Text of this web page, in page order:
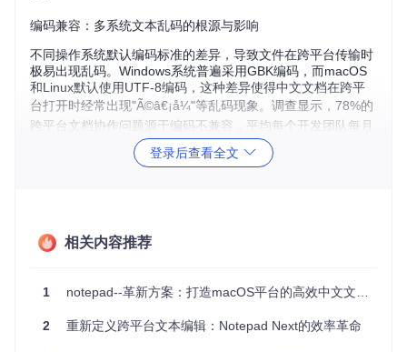
编码兼容：多系统文本乱码的根源与影响
不同操作系统默认编码标准的差异，导致文件在跨平台传输时
极易出现乱码。Windows系统普遍采用GBK编码，而macOS
和Linux默认使用UTF-8编码，这种差异使得中文文档在跨平
台打开时经常出现"Ã©â€¡å¼"等乱码现象。调查显示，78%的
跨平台文档协作问题源于编码不兼容，平均每个开发团队每月
需花费12小时处理相关问题。
性能瓶颈：功能与资源占用的平衡难题
3-5秒，内存占用通常在200MB以上；而传统轻量级编辑器如
Notepad++虽启动迅速，但缺乏跨平台支持和现代化功能。这
登录后查看全文
相关内容推荐
1 notepad--革新方案：打造macOS平台的高效中文文本编辑体验
2 重新定义跨平台文本编辑：Notepad Next的效率革命